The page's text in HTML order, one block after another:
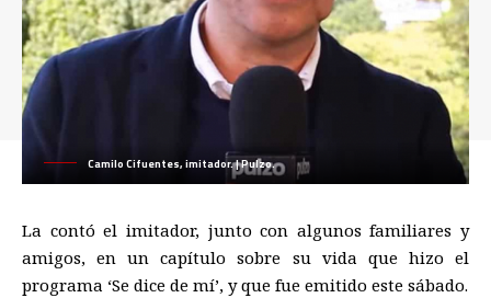
Camilo Cifuentes, imitador. | Pulzo.
La contó el imitador, junto con algunos familiares y
amigos, en un capítulo sobre su vida que hizo el
programa ‘Se dice de mí’, y que fue emitido este sábado.